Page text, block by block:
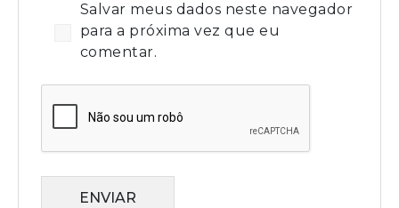
Salvar meus dados neste navegador
para a próxima vez que eu
comentar.
ENVIAR